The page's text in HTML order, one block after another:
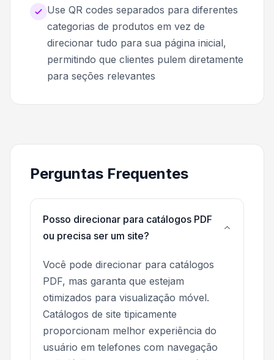
Use QR codes separados para diferentes
categorias de produtos em vez de
direcionar tudo para sua página inicial,
permitindo que clientes pulem diretamente
para seções relevantes
Perguntas Frequentes
Posso direcionar para catálogos PDF
ou precisa ser um site?
Você pode direcionar para catálogos
PDF, mas garanta que estejam
otimizados para visualização móvel.
Catálogos de site tipicamente
proporcionam melhor experiência do
usuário em telefones com navegação